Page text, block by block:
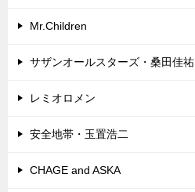
Mr.Children
サザンオールスターズ・桑田佳祐
レミオロメン
安全地帯・玉置浩二
CHAGE and ASKA